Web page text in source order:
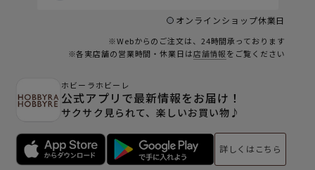
オンラインショップ休業日
※Webからのご注文は、24時間承っております
※各実店舗の営業時間・休業日は店舗情報をご覧ください
ホビーラホビーレ
公式アプリで最新情報をお届け！
サクサク見られて、楽しいお買い物♪
詳しくはこちら